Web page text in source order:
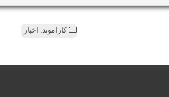
کاراموند: اخبار